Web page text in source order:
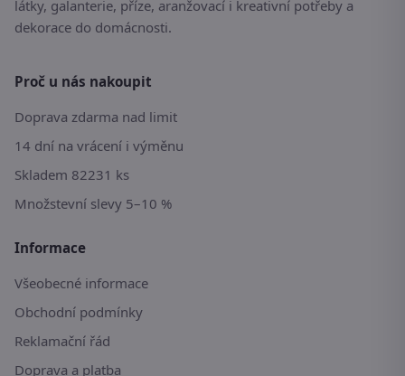
látky, galanterie, příze, aranžovací i kreativní potřeby a
dekorace do domácnosti.
Proč u nás nakoupit
Doprava zdarma nad limit
14 dní na vrácení i výměnu
Skladem 82231 ks
Množstevní slevy 5–10 %
Informace
Všeobecné informace
Obchodní podmínky
Reklamační řád
Doprava a platba